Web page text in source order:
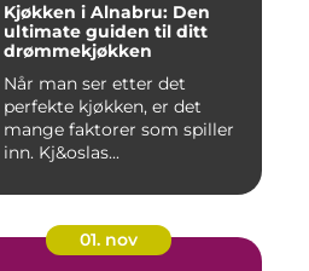
Kjøkken i Alnabru: Den
ultimate guiden til ditt
drømmekjøkken
Når man ser etter det
perfekte kjøkken, er det
mange faktorer som spiller
inn. Kj&oslas...
01. nov